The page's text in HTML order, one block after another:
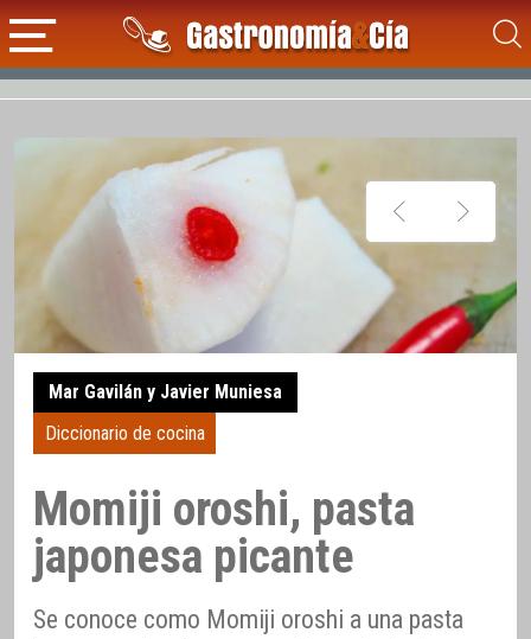
Mar Gavilán y Javier Muniesa
Diccionario de cocina
Momiji oroshi, pasta
japonesa picante
Se conoce como Momiji oroshi a una pasta